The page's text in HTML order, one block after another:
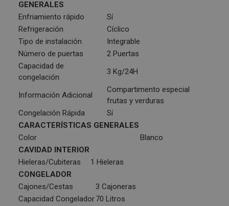
GENERALES
Enfriamiento rápido
Sí
Refrigeración
Cíclico
Tipo de instalación
Integrable
Número de puertas
2 Puertas
Capacidad de
congelación
3 Kg/24H
Información Adicional
Compartimento especial
frutas y verduras
Congelación Rápida
Sí
CARACTERÍSTICAS GENERALES
Color
Blanco
CAVIDAD INTERIOR
Hieleras/Cubiteras
1 Hieleras
CONGELADOR
Cajones/Cestas
3 Cajoneras
Capacidad Congelador70 Litros